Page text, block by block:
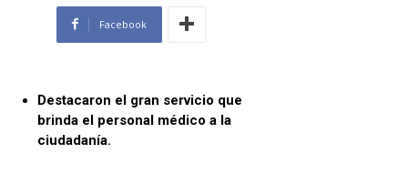
Facebook
Destacaron el gran servicio que
brinda el personal médico a la
ciudadanía.